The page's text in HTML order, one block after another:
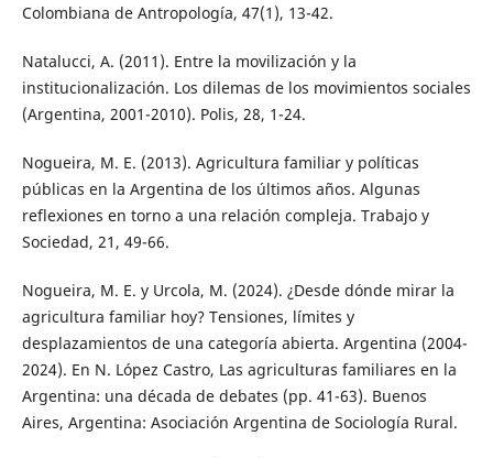
Colombiana de Antropología, 47(1), 13-42.
Natalucci, A. (2011). Entre la movilización y la
institucionalización. Los dilemas de los movimientos sociales
(Argentina, 2001-2010). Polis, 28, 1-24.
Nogueira, M. E. (2013). Agricultura familiar y políticas
públicas en la Argentina de los últimos años. Algunas
reflexiones en torno a una relación compleja. Trabajo y
Sociedad, 21, 49-66.
Nogueira, M. E. y Urcola, M. (2024). ¿Desde dónde mirar la
agricultura familiar hoy? Tensiones, límites y
desplazamientos de una categoría abierta. Argentina (2004-
2024). En N. López Castro, Las agriculturas familiares en la
Argentina: una década de debates (pp. 41-63). Buenos
Aires, Argentina: Asociación Argentina de Sociología Rural.